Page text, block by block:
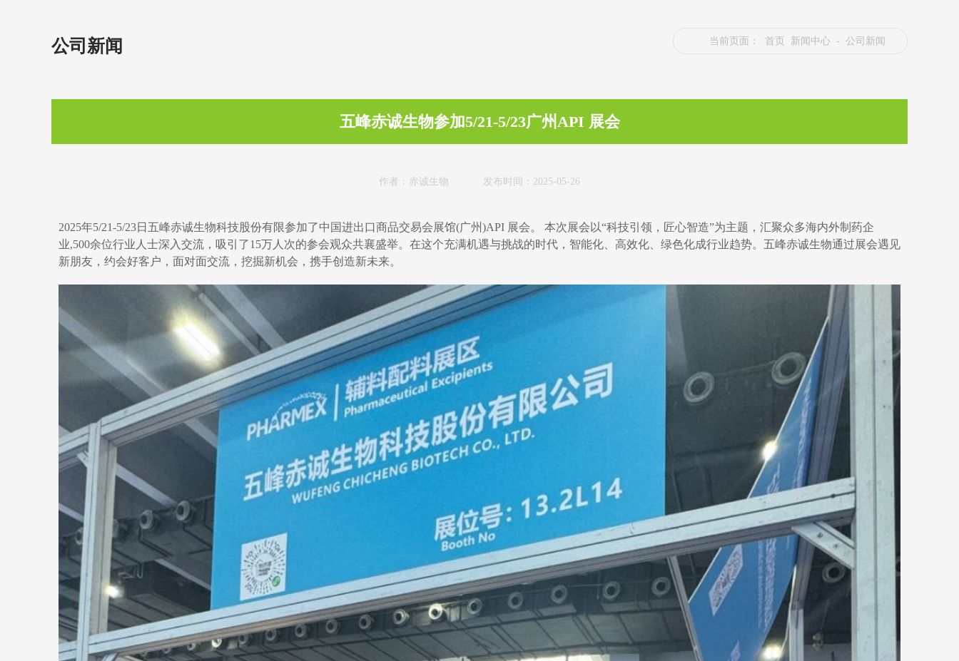
当前页面： 首页 新闻中心 - 公司新闻
公司新闻
五峰赤诚生物参加5/21-5/23广州API 展会
作者：赤诚生物 发布时间：2025-05-26
2025年5/21-5/23日五峰赤诚生物科技股份有限参加了中国进出口商品交易会展馆(广州)API 展会。 本次展会以“科技引领，匠心智造”为主题，汇聚众多海内外制药企
业,500余位行业人士深入交流，吸引了15万人次的参会观众共襄盛举。在这个充满机遇与挑战的时代，智能化、高效化、绿色化成行业趋势。五峰赤诚生物通过展会遇见
新朋友，约会好客户，面对面交流，挖掘新机会，携手创造新未来。